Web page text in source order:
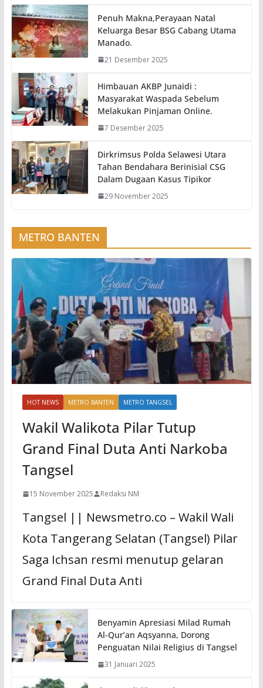
Penuh Makna,Perayaan Natal
Keluarga Besar BSG Cabang Utama
Manado.
21 Desember 2025
Himbauan AKBP Junaidi :
Masyarakat Waspada Sebelum
Melakukan Pinjaman Online.
7 Desember 2025
Dirkrimsus Polda Selawesi Utara
Tahan Bendahara Berinisial CSG
Dalam Dugaan Kasus Tipikor
29 November 2025
METRO BANTEN
HOT NEWS METRO BANTEN METRO TANGSEL
Wakil Walikota Pilar Tutup
Grand Final Duta Anti Narkoba
Tangsel
15 November 2025 Redaksi NM
Tangsel || Newsmetro.co – Wakil Wali
Kota Tangerang Selatan (Tangsel) Pilar
Saga Ichsan resmi menutup gelaran
Grand Final Duta Anti
Benyamin Apresiasi Milad Rumah
Al-Qur’an Aqsyanna, Dorong
Penguatan Nilai Religius di Tangsel
31 Januari 2025